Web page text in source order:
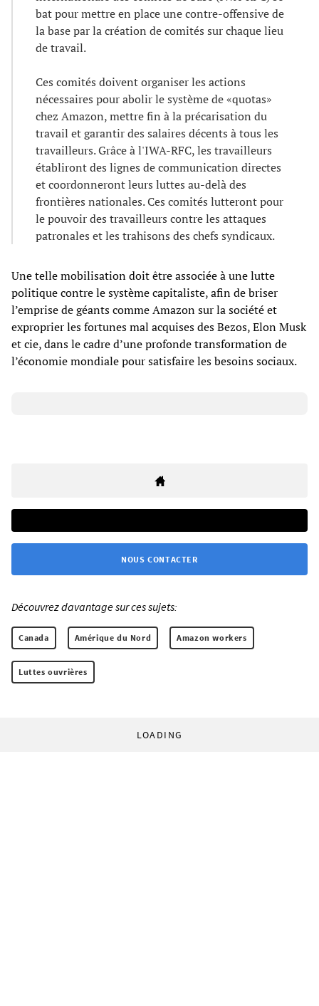
bat pour mettre en place une contre-offensive de
la base par la création de comités sur chaque lieu
de travail.
Ces comités doivent organiser les actions
nécessaires pour abolir le système de «quotas»
chez Amazon, mettre fin à la précarisation du
travail et garantir des salaires décents à tous les
travailleurs. Grâce à l'IWA-RFC, les travailleurs
établiront des lignes de communication directes
et coordonneront leurs luttes au-delà des
frontières nationales. Ces comités lutteront pour
le pouvoir des travailleurs contre les attaques
patronales et les trahisons des chefs syndicaux.
Une telle mobilisation doit être associée à une lutte
politique contre le système capitaliste, afin de briser
l’emprise de géants comme Amazon sur la société et
exproprier les fortunes mal acquises des Bezos, Elon Musk
et cie, dans le cadre d’une profonde transformation de
l’économie mondiale pour satisfaire les besoins sociaux.
NOUS CONTACTER
Découvrez davantage sur ces sujets:
Canada Amérique du Nord Amazon workers
Luttes ouvrières
LOADING